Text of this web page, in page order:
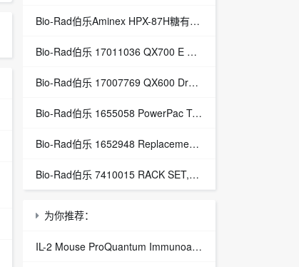
Bio-Rad伯乐Aminex HPX-87H糖有机酸分析色谱柱1250140
Bio-Rad伯乐 17011036 QX700 E Droplet Digital PCR System
Bio-Rad伯乐 17007769 QX600 Droplet Digital PCR System
Bio-Rad伯乐 1655058 PowerPac Temperature Probe
Bio-Rad伯乐 1652948 Replacement Power Cables, Dodeca
Bio-Rad伯乐 7410015 RACK SET,H3,16mm,4,BIOFRAC
为你推荐：
IL-2 Mouse ProQuantum Immunoassay Kit,IL-2 Mouse ProQuantum Immunoassay Kit/小鼠IL-2 ProQuantum免疫测定试剂盒